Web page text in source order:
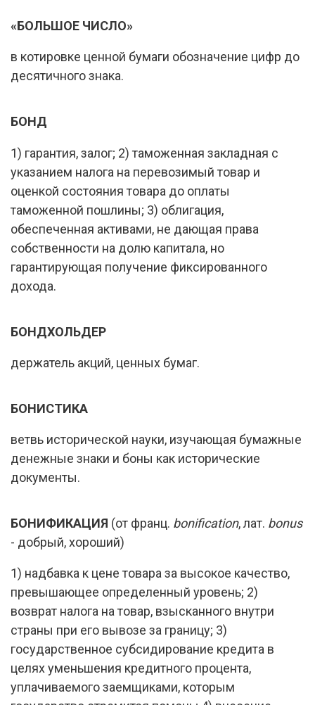
«БОЛЬШОЕ ЧИСЛО»
в котировке ценной бумаги обозначение цифр до
десятичного знака.
БОНД
1) гарантия, залог; 2) таможенная закладная с
указанием налога на перевозимый товар и
оценкой состояния товара до оплаты
таможенной пошлины; 3) облигация,
обеспеченная активами, не дающая права
собственности на долю капитала, но
гарантирующая получение фиксированного
дохода.
БОНДХОЛЬДЕР
держатель акций, ценных бумаг.
БОНИСТИКА
ветвь исторической науки, изучающая бумажные
денежные знаки и боны как исторические
документы.
БОНИФИКАЦИЯ (от франц. bonification, лат. bonus
- добрый, хороший)
1) надбавка к цене товара за высокое качество,
превышающее определенный уровень; 2)
возврат налога на товар, взысканного внутри
страны при его вывозе за границу; 3)
государственное субсидирование кредита в
целях уменьшения кредитного процента,
уплачиваемого заемщиками, которым